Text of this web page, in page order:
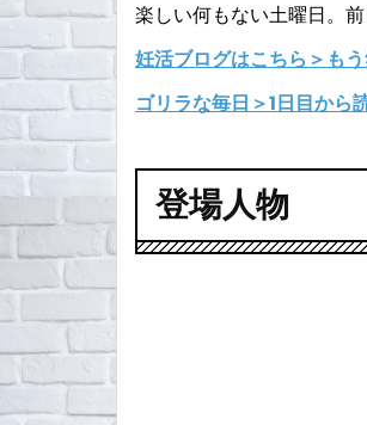
楽しい何もない土曜日。前
妊活ブログはこちら＞も
ゴリラな毎日＞1日目から
登場人物